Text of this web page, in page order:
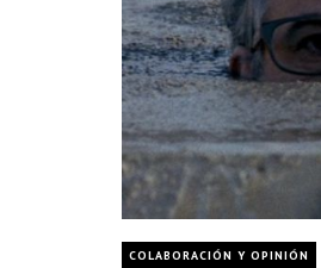
COLABORACIÓN Y OPINIÓN